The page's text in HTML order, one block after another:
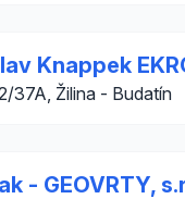
Knappek
37A, Žilina - Budatín
- GEOVRTY,